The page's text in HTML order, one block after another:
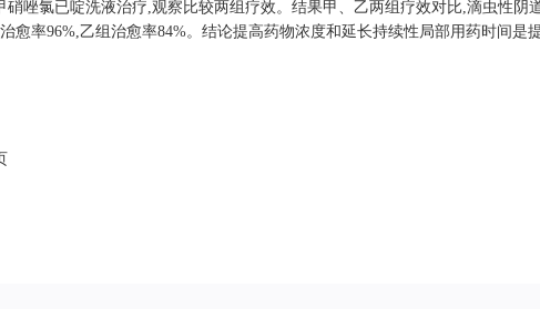
唑氯已啶洗液治疗,观察比较两组疗效。结果甲、乙两组疗效对比,滴虫性阴
愈率96%,乙组治愈率84%。结论提高药物浓度和延长持续性局部用药时间是